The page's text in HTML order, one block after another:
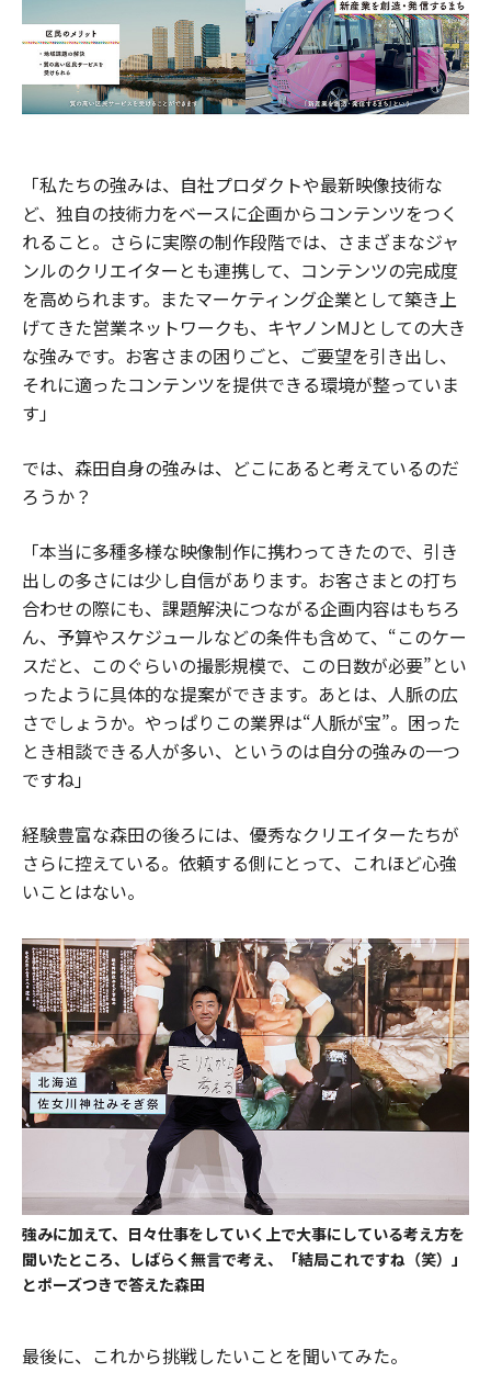
「私たちの強みは、自社プロダクトや最新映像技術な
ど、独自の技術力をベースに企画からコンテンツをつく
れること。さらに実際の制作段階では、さまざまなジャ
ンルのクリエイターとも連携して、コンテンツの完成度
を高められます。またマーケティング企業として築き上
げてきた営業ネットワークも、キヤノンMJとしての大き
な強みです。お客さまの困りごと、ご要望を引き出し、
それに適ったコンテンツを提供できる環境が整っていま
す」
では、森田自身の強みは、どこにあると考えているのだ
ろうか？
「本当に多種多様な映像制作に携わってきたので、引き
出しの多さには少し自信があります。お客さまとの打ち
合わせの際にも、課題解決につながる企画内容はもちろ
ん、予算やスケジュールなどの条件も含めて、“このケー
スだと、このぐらいの撮影規模で、この日数が必要”とい
ったように具体的な提案ができます。あとは、人脈の広
さでしょうか。やっぱりこの業界は“人脈が宝”。困った
とき相談できる人が多い、というのは自分の強みの一つ
ですね」
経験豊富な森田の後ろには、優秀なクリエイターたちが
さらに控えている。依頼する側にとって、これほど心強
いことはない。
強みに加えて、日々仕事をしていく上で大事にしている考え方を
聞いたところ、しばらく無言で考え、「結局これですね（笑）」
とポーズつきで答えた森田
最後に、これから挑戦したいことを聞いてみた。